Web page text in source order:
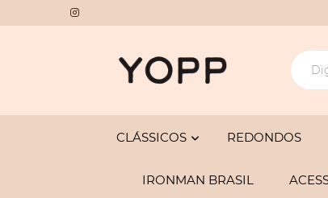
CLÁSSICOS REDONDOS
IRONMAN BRASIL